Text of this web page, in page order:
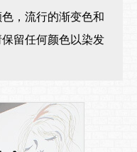
，流行的渐变色和
留任何颜色以染发